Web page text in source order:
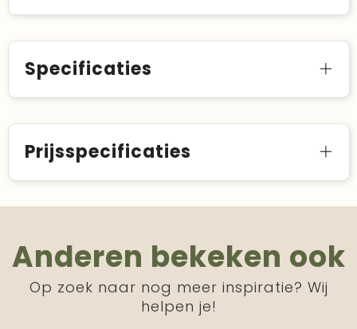
Specificaties
Prijsspecificaties
Anderen bekeken ook
Op zoek naar nog meer inspiratie? Wij
helpen je!